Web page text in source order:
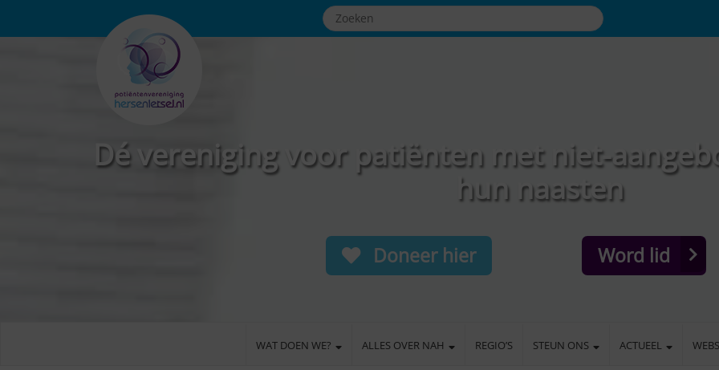
Dé vereniging voor patiënten met niet-
hun naasten
Doneer hier Word lid
WAT DOEN WE? ALLES OVER NAH REGIO’S STEUN ONS ACTUEEL